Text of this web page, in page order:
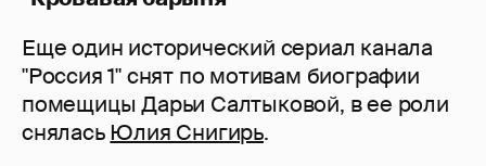
Еще один исторический сериал канала
"Россия 1" снят по мотивам биографии
помещицы Дарьи Салтыковой, в ее роли
снялась Юлия Снигирь.